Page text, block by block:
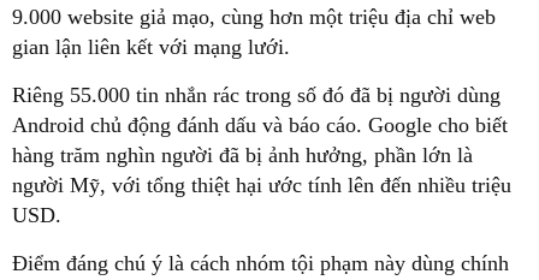
9.000 website giả mạo, cùng hơn một triệu địa chỉ web
gian lận liên kết với mạng lưới.
Riêng 55.000 tin nhắn rác trong số đó đã bị người dùng
Android chủ động đánh dấu và báo cáo. Google cho biết
hàng trăm nghìn người đã bị ảnh hưởng, phần lớn là
người Mỹ, với tổng thiệt hại ước tính lên đến nhiều triệu
USD.
Điểm đáng chú ý là cách nhóm tội phạm này dùng chính